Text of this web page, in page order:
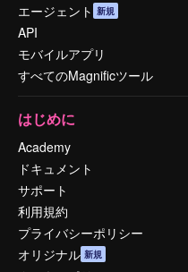
エージェント 新規
API
モバイルアプリ
すべてのMagnificツール
はじめに
Academy
ドキュメント
サポート
利用規約
プライバシーポリシー
オリジナル 新規